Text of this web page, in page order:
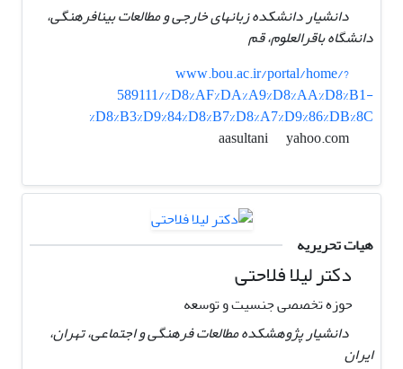
دانشیار دانشکده زبانهای خارجی و مطالعات بینافرهنگی،
دانشگاه باقرالعلوم، قم
www.bou.ac.ir/portal/home/?
589111/%D8%AF%DA%A9%D8%AA%D8%B1-
%D8%B3%D9%84%D8%B7%D8%A7%D9%86%DB%8C
yahoo.com
هیات تحریریه
دکتر لیلا فلاحتی
حوزه تخصصی جنسیت و توسعه
دانشیار پژوهشکده مطالعات فرهنگی و اجتماعی، تهران،
ایران